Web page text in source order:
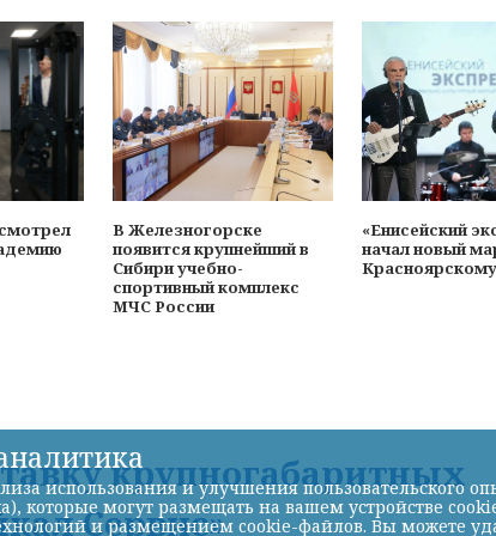
В Железногорске
появится крупнейший в
Сибири учебно-
спортивный комплекс
МЧС России
«Енисейский
начал новый
крупногабаритных
Сервис»
использования и улучшения пользовательского
которые могут размещать на вашем устройстве
и размещением cookie-файлов. Вы можете